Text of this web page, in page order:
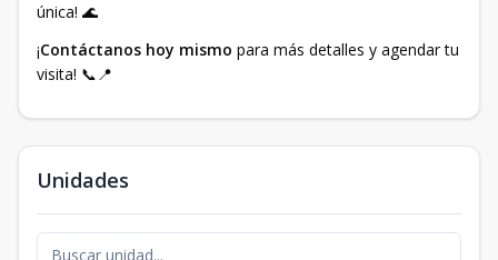
única! 🌊
¡Contáctanos hoy mismo para más detalles y agendar tu
visita! 📞📍
Unidades